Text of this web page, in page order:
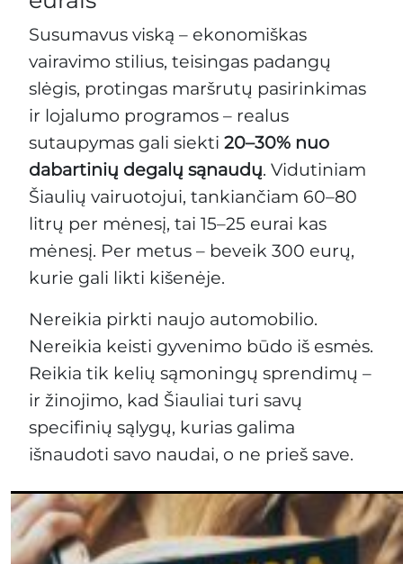
Susumavus viską – ekonomiškas
vairavimo stilius, teisingas padangų
slėgis, protingas maršrutų pasirinkimas
ir lojalumo programos – realus
sutaupymas gali siekti 20–30% nuo
dabartinių degalų sąnaudų. Vidutiniam
Šiaulių vairuotojui, tankiančiam 60–80
litrų per mėnesį, tai 15–25 eurai kas
mėnesį. Per metus – beveik 300 eurų,
kurie gali likti kišenėje.
Nereikia pirkti naujo automobilio.
Nereikia keisti gyvenimo būdo iš esmės.
Reikia tik kelių sąmoningų sprendimų –
ir žinojimo, kad Šiauliai turi savų
specifinių sąlygų, kurias galima
išnaudoti savo naudai, o ne prieš save.